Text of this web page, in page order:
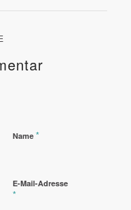
Name *
E-Mail-Adresse
*